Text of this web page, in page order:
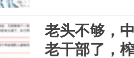
老头不够，
老干部了，